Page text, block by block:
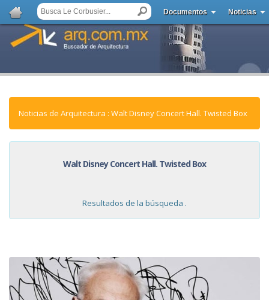
Documentos Noticias
Noticias de Arquitectura : Walt Disney Concert Hall. Twisted Box
Walt Disney Concert Hall. Twisted Box
Resultados de la búsqueda .